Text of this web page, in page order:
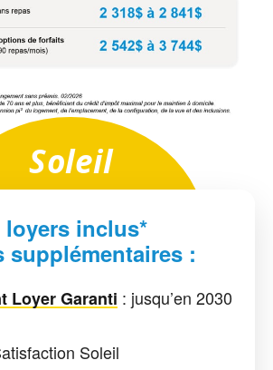
Soleil
loyers inclus*
supplémentaires :
Loyer Garanti : jusqu’en 2030
Soleil